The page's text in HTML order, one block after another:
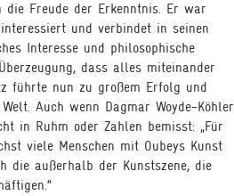
die Freude der Erkenntnis. Er war
und verbindet in seinen
Interesse und philosophische
dass alles miteinander
führte nun zu großem Erfolg und
Auch wenn Dagmar Woyde-Köhler
in Ruhm oder Zahlen bemisst: „Für
viele Menschen mit Oubeys Kunst
die außerhalb der Kunstszene, die